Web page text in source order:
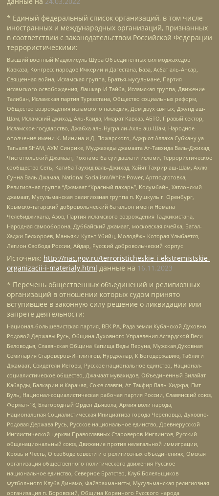
* Единый федеральный список организаций, в том числе
иностранных и международных организаций, признанных
в соответствии с законодательством Российской Федерации
террористическими:
Высший военный Маджлисуль Шура Объединенных сил моджахедов
Кавказа, Конгресс народов Ичкерии и Дагестана, База, Асбат аль-Ансар,
Священная война, Исламская группа, Братья-мусульмане, Партия
исламского освобождения, Лашкар-И-Тайба, Исламская группа, Движение
Талибан, Исламская партия Туркестана, Общество социальных реформ,
Общество возрождения исламского наследия, Дом двух святых, Джунд аш-
Шам, Исламский джихад, Аль-Каида, Имарат Кавказ, АБТО, Правый сектор,
Исламское государство, Джабха аль-Нусра ли-Ахль аш-Шам, Народное
ополчение имени К. Минина и Д. Пожарского, Аджр от Аллаха Субхану уа
Тагьаля SHAM, АУМ Синрике, Муджахеды джамаата Ат-Тавхида Валь-Джихад,
Чистопольский Джамаат, Рохнамо ба суи давлати исломи, Террористическое
сообщество Сеть, Катиба Таухид валь-Джихад, Хайят Тахрир аш-Шам, Ахлю
Сунна Валь Джамаа, National Socialism/White Power, Артподготовка,
Религиозная группа “Джамаат “Красный пахарь”, Колумбайн, Хатлонский
джамаат, Мусульманская религиозная группа п. Кушкуль г. Оренбург,
Крымско-татарский добровольческий батальон имени Номана
Челебиджихана, Азов, Партия исламского возрождения Таджикистана,
Народная самооборона, Дуббайский джамаат, московская ячейка, Батал-
Хаджи Белхороев, Маньяки Культ Убийц, Молодёжь Которая Улыбается,
Легион Свобода России, Айдар, Русский добровольческий корпус
Источник: http://nac.gov.ru/terroristicheskie-i-ekstremistskie-
organizacii-i-materialy.html данные на 16.11.2023
* Перечень общественных объединений и религиозных
организаций в отношении которых судом принято
вступившее в законную силу решение о ликвидации или
запрете деятельности:
Национал-большевистская партия, ВЕК РА, Рада земли Кубанской Духовно
Родовой Державы Русь, Община Духовного Управления Асгардской Веси
Беловодья, Славянская Община Капища Веды Перуна, Мужская Духовная
Семинария Староверов-Инглингов, Нурджулар, К Богодержавию, Таблиги
Джамаат, Свидетели Иеговы, Русское национальное единство, Национал-
социалистическое общество, Джамаат мувахидов, Объединенный Вилайат
Кабарды, Балкарии и Карачая, Союз славян, Ат-Такфир Валь-Хиджра, Пит
Буль, Национал-социалистическая рабочая партия России, Славянский союз,
Формат-18, Благородный Орден Дьявола, Армия воли народа,
Национальная Социалистическая Инициатива города Череповца, Духовно-
Родовая Держава Русь, Русское национальное единство, Древнерусской
Инглистической церкви Православных Староверов-Инглингов, Русский
общенациональный союз, Движение против нелегальной иммиграции,
Кровь и Честь, О свободе совести и о религиозных объединениях, Омская
организация общественного политического движения Русское
национальное единство, Северное Братство, Клуб Болельщиков
Футбольного Клуба Динамо, Файзрахманисты, Мусульманская религиозная
организация п. Боровский, Община Коренного Русского народа